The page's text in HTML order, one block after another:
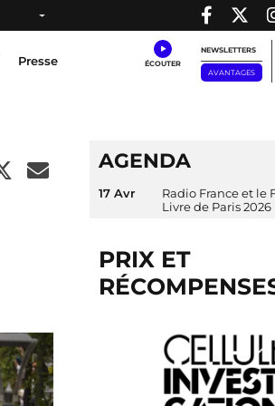
Presse
NEWSLETTERS
AVANTAGES
AGENDA
17 Avr
Radio France et le
Livre de Paris 2026
PRIX ET